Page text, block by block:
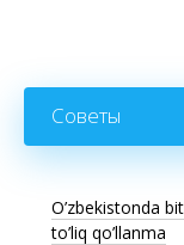
Советы
O’zbekistonda
to’liq qo’llanma